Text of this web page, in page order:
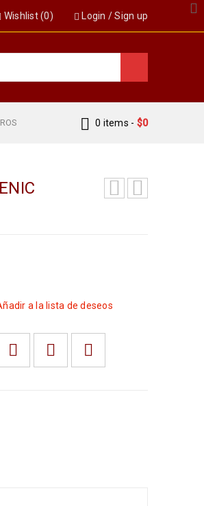
Login /Sign up
Wishlist (0)
0 items - $0
a la lista de deseos